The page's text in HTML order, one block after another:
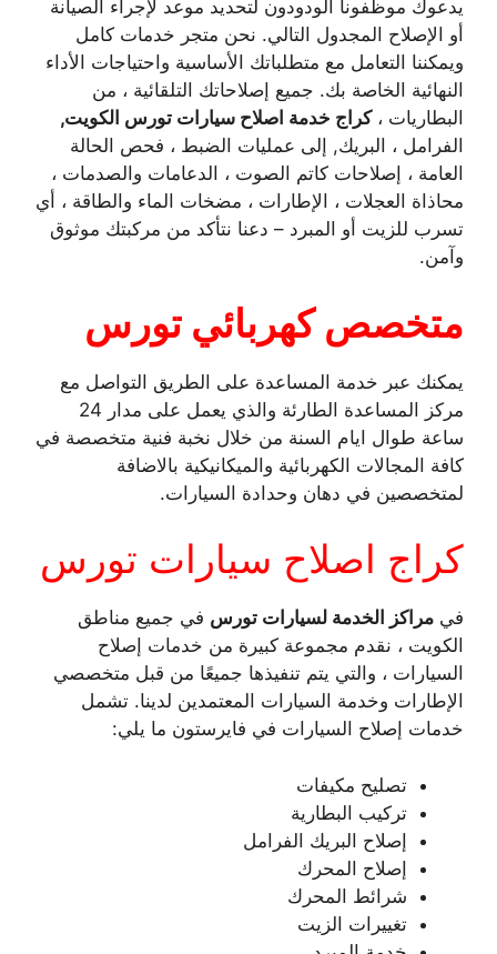
يدعوك موظفونا الودودون لتحديد موعد لإجراء الصيانة
أو الإصلاح المجدول التالي. نحن متجر خدمات كامل
ويمكننا التعامل مع متطلباتك الأساسية واحتياجات الأداء
النهائية الخاصة بك. جميع إصلاحاتك التلقائية ، من
البطاريات ،كراج خدمة اصلاح سيارات تورس الكويت,
الفرامل ، البريك, إلى عمليات الضبط ، فحص الحالة
العامة ، إصلاحات كاتم الصوت ، الدعامات والصدمات ،
محاذاة العجلات ، الإطارات ، مضخات الماء والطاقة ، أي
تسرب للزيت أو المبرد – دعنا نتأكد من مركبتك موثوق
وآمن.
متخصص كهربائي تورس
يمكنك عبر خدمة المساعدة على الطريق التواصل مع
مركز المساعدة الطارئة والذي يعمل على مدار 24
ساعة طوال ايام السنة من خلال نخبة فنية متخصصة في
كافة المجالات الكهربائية والميكانيكية بالاضافة
لمتخصصين في دهان وحدادة السيارات.
كراج اصلاح سيارات تورس
في مراكز الخدمة لسيارات تورس في جميع مناطق
الكويت ، نقدم مجموعة كبيرة من خدمات إصلاح
السيارات ، والتي يتم تنفيذها جميعًا من قبل متخصصي
الإطارات وخدمة السيارات المعتمدين لدينا. تشمل
خدمات إصلاح السيارات في فايرستون ما يلي:
تصليح مكيفات
تركيب البطارية
إصلاح البريك الفرامل
إصلاح المحرك
شرائط المحرك
تغييرات الزيت